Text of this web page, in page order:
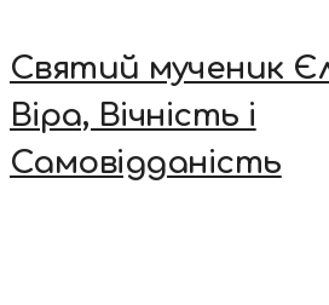
Святий мученик
Віра, Вічність і
Самовідданість